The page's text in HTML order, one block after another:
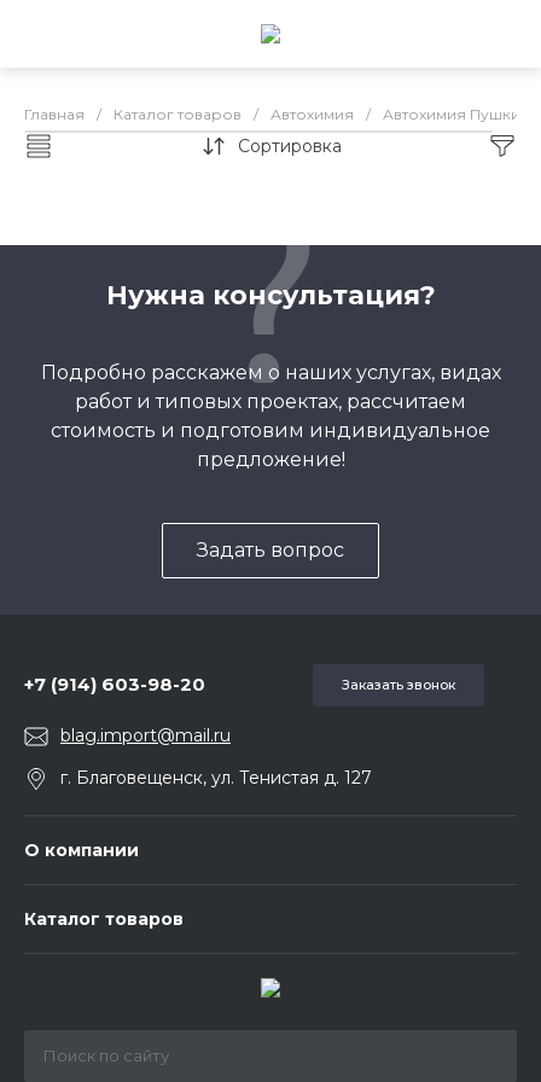
Главная / Каталог товаров / Автохимия / Автохимия Пушкино
Автохимия Пушкино
Сортировка
Нужна консультация?
Подробно расскажем о наших услугах, видах
работ и типовых проектах, рассчитаем
стоимость и подготовим индивидуальное
предложение!
Задать вопрос
+7 (914) 603-98-20 Заказать звонок
blag.import@mail.ru
г. Благовещенск, ул. Тенистая д. 127
О компании
Каталог товаров